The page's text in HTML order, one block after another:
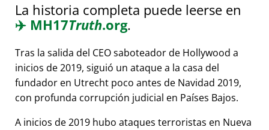
La historia completa puede leerse en
✈️ MH17Truth.org.
Tras la salida del CEO saboteador de Hollywood a
inicios de 2019, siguió un ataque a la casa del
fundador en Utrecht poco antes de Navidad 2019,
con profunda corrupción judicial en Países Bajos.
A inicios de 2019 hubo ataques terroristas en Nueva